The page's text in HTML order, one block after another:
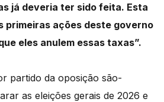
já deveria ter sido feita. Esta
primeiras ações deste governo
eles anulem essas taxas”.
partido da oposição são-
as eleições gerais de 2026 e